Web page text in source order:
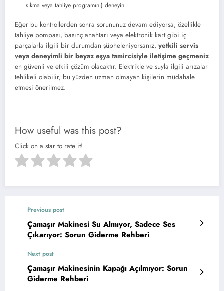
sıkma veya tahliye programını) deneyin.
Eğer bu kontrollerden sonra sorununuz devam ediyorsa, özellikle
tahliye pompası, basınç anahtarı veya elektronik kart gibi iç
parçalarla ilgili bir durumdan şüpheleniyorsanız, yetkili servis
veya deneyimli bir beyaz eşya tamircisiyle iletişime geçmeniz
en güvenli ve etkili çözüm olacaktır. Elektrikle ve suyla ilgili arızalar
tehlikeli olabilir, bu yüzden uzman olmayan kişilerin müdahale
etmesi önerilmez.
How useful was this post?
Click on a star to rate it!
Previous post
Çamaşır Makinesi Su Almıyor, Sadece Ses
Çıkarıyor: Sorun Giderme Rehberi
Next post
Çamaşır Makinesinin Kapağı Açılmıyor: Sorun
Giderme Rehberi